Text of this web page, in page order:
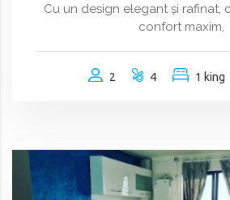
Cu un design elegant și rafinat,
confort maxim,
2 4 1 king